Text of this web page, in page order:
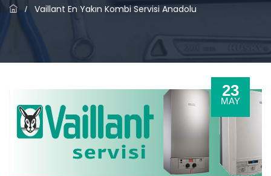
/ Vaillant En Yakın Kombi Servisi Anadolu
23
MAY